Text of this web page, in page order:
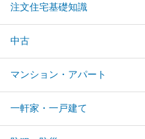
注文住宅基礎知識
中古
マンション・アパート
一軒家・一戸建て